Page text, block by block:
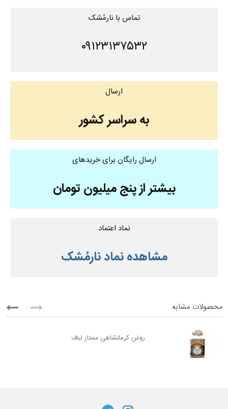
تماس با نارمُشک
۰۹۱۲۳۱۳۷۵۳۲
ارسال
به سراسر کشور
ارسال رایگان برای خریدهای
بیشتر از پنج میلیون تومان
نماد اعتماد
مشاهده نماد نارمُشک
محصولات مشابه
روغن کرمانشاهی ممتاز لباف